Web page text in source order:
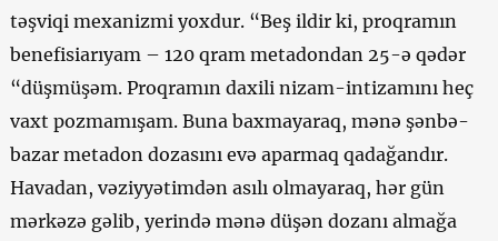
təşviqi mexanizmi yoxdur. “Beş ildir ki, proqramın
benefisiarıyam – 120 qram metadondan 25-ə qədər
“düşmüşəm. Proqramın daxili nizam-intizamını heç
vaxt pozmamışam. Buna baxmayaraq, mənə şənbə-
bazar metadon dozasını evə aparmaq qadağandır.
Havadan, vəziyyətimdən asılı olmayaraq, hər gün
mərkəzə gəlib, yerində mənə düşən dozanı almağa